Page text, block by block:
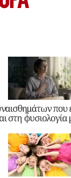
που
στη φυσιολογία